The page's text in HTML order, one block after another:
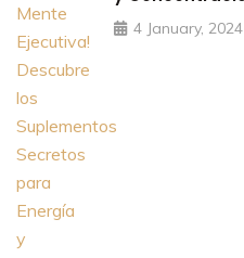
4 January, 2024